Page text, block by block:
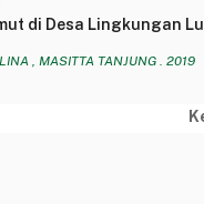
di Desa Lingkungan
, MASITTA TANJUNG . 2019